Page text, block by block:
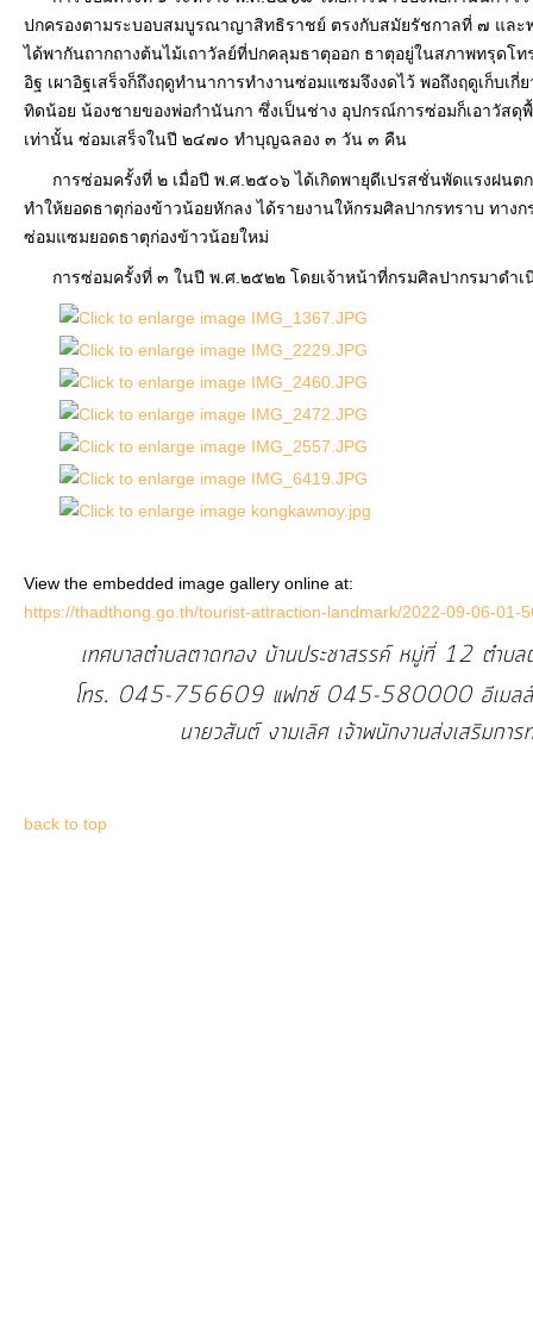
ปกครองตามระบอบสมบูรณาญาสิทธิราชย์ ตรงกับสมัยรัชกาลที่ ๗ และ
ได้พากันถากถางต้นไม้เถาวัลย์ที่ปกคลุมธาตุออก ธาตุอยู่ในสภาพทรุดโ
อิฐ เผาอิฐเสร็จก็ถึงฤดูทำนาการทำงานซ่อมแซมจึงงดไว้ พอถึงฤดูเก็บเ
ทิดน้อย น้องชายของพ่อกำนันกา ซึ่งเป็นช่าง อุปกรณ์การซ่อมก็เอาวัส
เท่านั้น ซ่อมเสร็จในปี ๒๔๗๐ ทำบุญฉลอง ๓ วัน ๓ คืน
การซ่อมครั้งที่ ๒ เมื่อปี พ.ศ.๒๕๐๖ ได้เกิดพายุดีเปรสชั่นพัดแรงฝนต
ทำให้ยอดธาตุก่องข้าวน้อยหักลง ได้รายงานให้กรมศิลปากรทราบ ทาง
ซ่อมแซมยอดธาตุก่องข้าวน้อยใหม่
การซ่อมครั้งที่ ๓ ในปี พ.ศ.๒๕๒๒ โดยเจ้าหน้าที่กรมศิลปากรมาดำเ
View the embedded image gallery online at:
https://thadthong.go.th/tourist-attraction-landmark/2022-09-06-01-
เทศบาลตำบลตาดทอง บ้านประชาสรรค์ หมู่ที่ 12 ตำ
โทร. 045-756609 แฟกซ์ 045-580000 อีเม
นายวสันต์ งามเลิศ เจ้าพนักงานส่งเสริม
back to top